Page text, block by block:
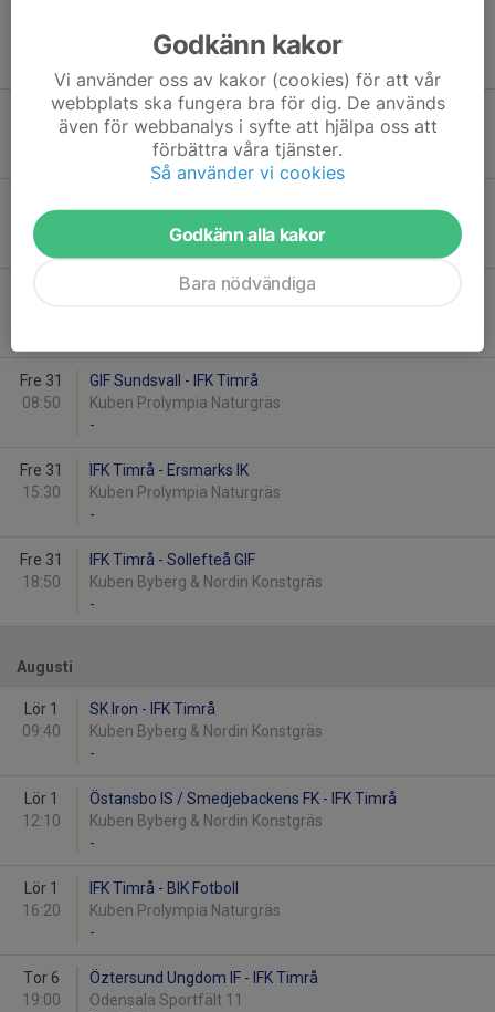
Lindevi IP2 Naturgräs
Ons 15
09:00
IFK Timrå - KFV Segeberg 2
Lindevi IP1 Konstgräs
17:10
IFK Timrå - IFK Sundsvall P2010
Fre 31
08:50
GIF Sundsvall - IFK Timrå
Kuben Prolympia Naturgräs
-
Fre 31
15:30
IFK Timrå - Ersmarks IK
Kuben Prolympia Naturgräs
-
Fre 31
18:50
IFK Timrå - Sollefteå GIF
Kuben Byberg & Nordin Konstgräs
-
Augusti
Lör 1
09:40
SK Iron - IFK Timrå
Kuben Byberg & Nordin Konstgräs
-
Lör 1
12:10
Östansbo IS / Smedjebackens FK - IFK Timrå
Kuben Byberg & Nordin Konstgräs
-
Lör 1
16:20
IFK Timrå - BIK Fotboll
Kuben Prolympia Naturgräs
-
Tor 6
19:00
Öztersund Ungdom IF - IFK Timrå
Odensala Sportfält 11
Godkänn kakor
Vi använder oss av kakor (cookies) för att vår
webbplats ska fungera bra för dig. De används
även för webbanalys i syfte att hjälpa oss att
förbättra våra tjänster.
Så använder vi cookies
Godkänn alla kakor
Bara nödvändiga